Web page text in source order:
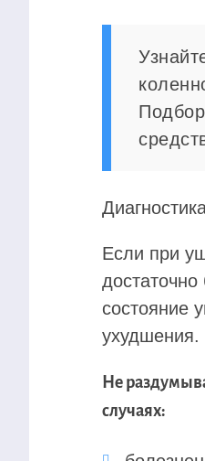
Если при
состояние
ухудшения.
Не
случаях: